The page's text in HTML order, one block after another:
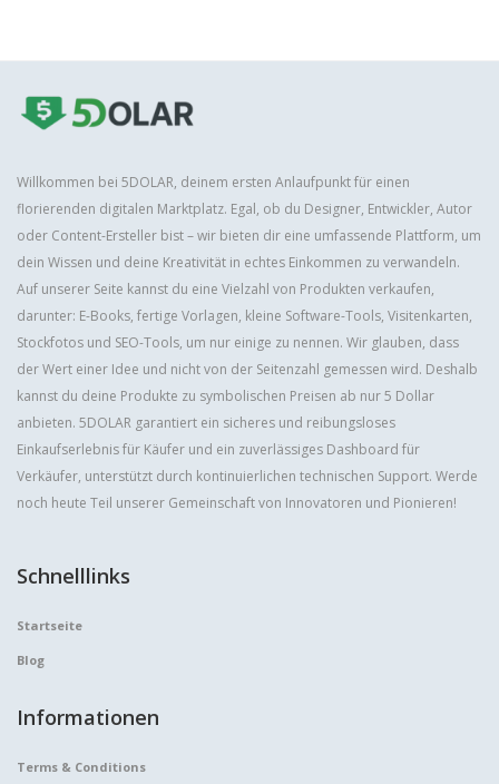
Willkommen bei 5DOLAR, deinem ersten Anlaufpunkt für einen
florierenden digitalen Marktplatz. Egal, ob du Designer, Entwickler, Autor
oder Content-Ersteller bist – wir bieten dir eine umfassende Plattform, um
dein Wissen und deine Kreativität in echtes Einkommen zu verwandeln.
Auf unserer Seite kannst du eine Vielzahl von Produkten verkaufen,
darunter: E-Books, fertige Vorlagen, kleine Software-Tools, Visitenkarten,
Stockfotos und SEO-Tools, um nur einige zu nennen. Wir glauben, dass
der Wert einer Idee und nicht von der Seitenzahl gemessen wird. Deshalb
kannst du deine Produkte zu symbolischen Preisen ab nur 5 Dollar
anbieten. 5DOLAR garantiert ein sicheres und reibungsloses
Einkaufserlebnis für Käufer und ein zuverlässiges Dashboard für
Verkäufer, unterstützt durch kontinuierlichen technischen Support. Werde
noch heute Teil unserer Gemeinschaft von Innovatoren und Pionieren!
Schnelllinks
Startseite
Blog
Informationen
Terms & Conditions